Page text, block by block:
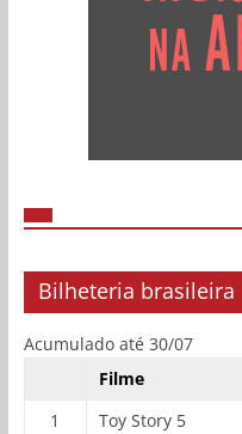
Bilheteria brasileira
Acumulado até 30/07
Filme
1
Toy Story 5